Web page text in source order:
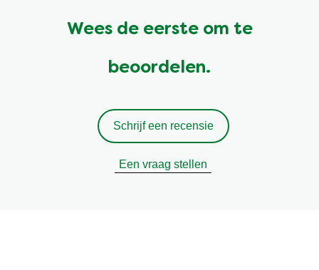
Wees de eerste om te
beoordelen.
Schrijf een recensie
Een vraag stellen